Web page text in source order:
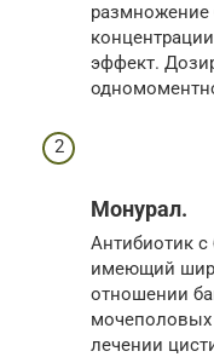
размножение
эффект.
Монурал.
Антибиотик
имеющий
отношении
мочеполовых
лечении